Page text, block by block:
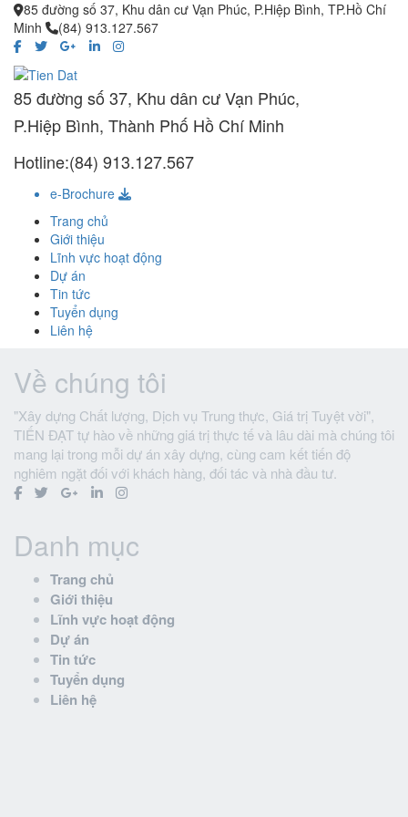
85 đường số 37, Khu dân cư Vạn Phúc, P.Hiệp Bình, TP.Hồ Chí
Minh
(84) 913.127.567
85 đường số 37, Khu dân cư Vạn Phúc,
P.Hiệp Bình, Thành Phố Hồ Chí Minh
Hotline:(84) 913.127.567
e-Brochure
Trang chủ
Giới thiệu
Lĩnh vực hoạt động
Dự án
Tin tức
Tuyển dụng
Liên hệ
Về chúng tôi
"Xây dựng Chất lượng, Dịch vụ Trung thực, Giá trị Tuyệt vời",
TIẾN ĐẠT tự hào về những giá trị thực tế và lâu dài mà chúng tôi
mang lại trong mỗi dự án xây dựng, cùng cam kết tiến độ
nghiêm ngặt đối với khách hàng, đối tác và nhà đầu tư.
Danh mục
Trang chủ
Giới thiệu
Lĩnh vực hoạt động
Dự án
Tin tức
Tuyển dụng
Liên hệ